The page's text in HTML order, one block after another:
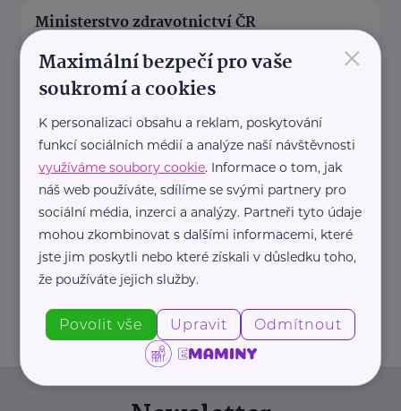
Ministerstvo zdravotnictví ČR
Palackého náměstí 375/4 Praha 2
https://www.mzcr.cz/
+420 224 971 111
mzcr@mzcr.cz
Policie ČR
Strojnická 27 Praha 7 - Holešovice
https://www.policie.cz/
+420 974 811 111
pp.tisk@pcr.cz
×
Maximální bezpečí pro vaše
soukromí a cookies
K personalizaci obsahu a reklam, poskytování
funkcí sociálních médií a analýze naší návštěvnosti
využíváme soubory cookie. Informace o tom, jak
náš web používáte, sdílíme se svými partnery pro
sociální média, inzerci a analýzy. Partneři tyto údaje
mohou zkombinovat s dalšími informacemi, které
jste jim poskytli nebo které získali v důsledku toho,
že používáte jejich služby.
Povolit vše Upravit Odmítnout